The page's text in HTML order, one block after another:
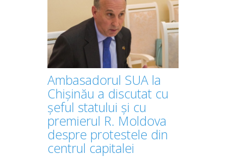
Ambasadorul SUA la
Chișinău a discutat cu
șeful statului și cu
premierul R. Moldova
despre protestele din
centrul capitalei